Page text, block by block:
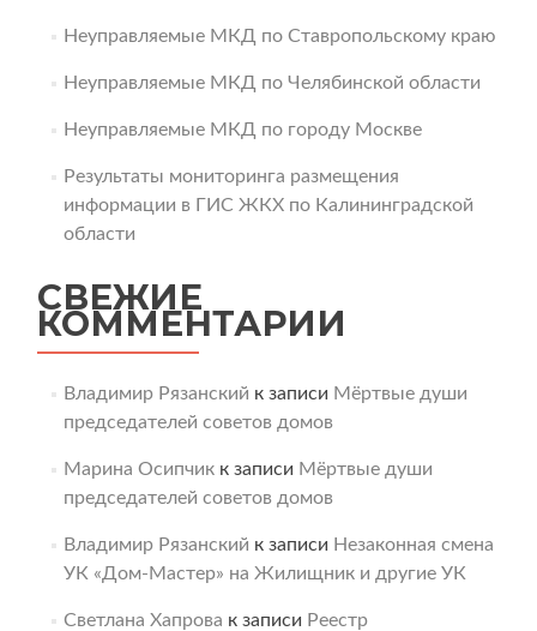
Неуправляемые МКД по Ставропольскому краю
Неуправляемые МКД по Челябинской области
Неуправляемые МКД по городу Москве
Результаты мониторинга размещения
информации в ГИС ЖКХ по Калининградской
области
СВЕЖИЕ
КОММЕНТАРИИ
Владимир Рязанский к записи Мёртвые души
председателей советов домов
Марина Осипчикк записи Мёртвые души
председателей советов домов
Владимир Рязанский к записи Незаконная смена
УК «Дом-Мастер» на Жилищник и другие УК
Светлана Хапрова к записи Реестр